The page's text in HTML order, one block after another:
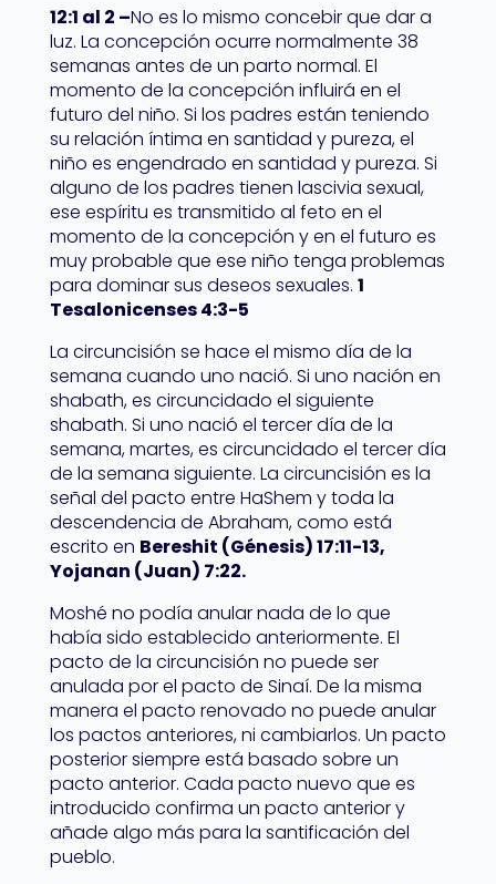
12:1 al 2 –No es lo mismo concebir que dar a
luz. La concepción ocurre normalmente 38
semanas antes de un parto normal. El
momento de la concepción influirá en el
futuro del niño. Si los padres están teniendo
su relación íntima en santidad y pureza, el
niño es engendrado en santidad y pureza. Si
alguno de los padres tienen lascivia sexual,
ese espíritu es transmitido al feto en el
momento de la concepción y en el futuro es
muy probable que ese niño tenga problemas
para dominar sus deseos sexuales. 1
Tesalonicenses 4:3-5
La circuncisión se hace el mismo día de la
semana cuando uno nació. Si uno nación en
shabath, es circuncidado el siguiente
shabath. Si uno nació el tercer día de la
semana, martes, es circuncidado el tercer día
de la semana siguiente. La circuncisión es la
señal del pacto entre HaShem y toda la
descendencia de Abraham, como está
escrito en Bereshit (Génesis) 17:11-13,
Yojanan (Juan) 7:22.
Moshé no podía anular nada de lo que
había sido establecido anteriormente. El
pacto de la circuncisión no puede ser
anulada por el pacto de Sinaí. De la misma
manera el pacto renovado no puede anular
los pactos anteriores, ni cambiarlos. Un pacto
posterior siempre está basado sobre un
pacto anterior. Cada pacto nuevo que es
introducido confirma un pacto anterior y
añade algo más para la santificación del
pueblo.